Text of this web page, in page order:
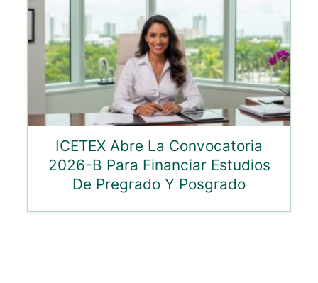
ICETEX Abre La Convocatoria
2026-B Para Financiar Estudios
De Pregrado Y Posgrado